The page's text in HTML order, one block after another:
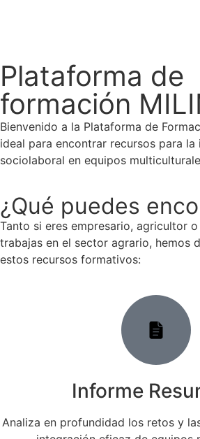
Plataforma de
formación
Bienvenido a la Plataforma de
ideal para encontrar recursos para la
sociolaboral en equipos
¿Qué puedes
Tanto si eres empresario, agricultor
trabajas en el sector agrario, hemos
estos recursos formativos:
Informe
Analiza en profundidad los retos y